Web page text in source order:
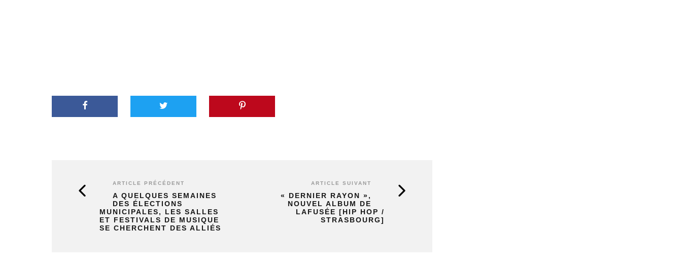
ARTICLE PRÉCÉDENT
A QUELQUES SEMAINES
DES ÉLECTIONS
MUNICIPALES, LES SALLES
ET FESTIVALS DE MUSIQUE
SE CHERCHENT DES ALLIÉS
ARTICLE SUIVANT
« DERNIER RAYON »,
NOUVEL ALBUM DE
LAFUSÉE [HIP HOP /
STRASBOURG]